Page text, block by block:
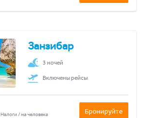
Занзибар
3 ночей
Включены рейсы
/ на человека Бронируйте